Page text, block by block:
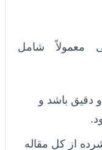
معمولاً شامل
و دقیق باشد و
از کل مقاله